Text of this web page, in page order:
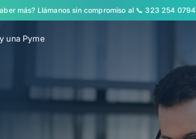
más? Llámanos sin compromiso al 📞 323 254 0794
una Pyme